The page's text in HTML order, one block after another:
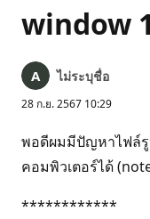
window
ไม่ระบุชื่อ
28 ก.ย. 2567 10:29
พอดีผมมีปัญหาไฟล์รู
คอมพิวเตอร์ได้
************